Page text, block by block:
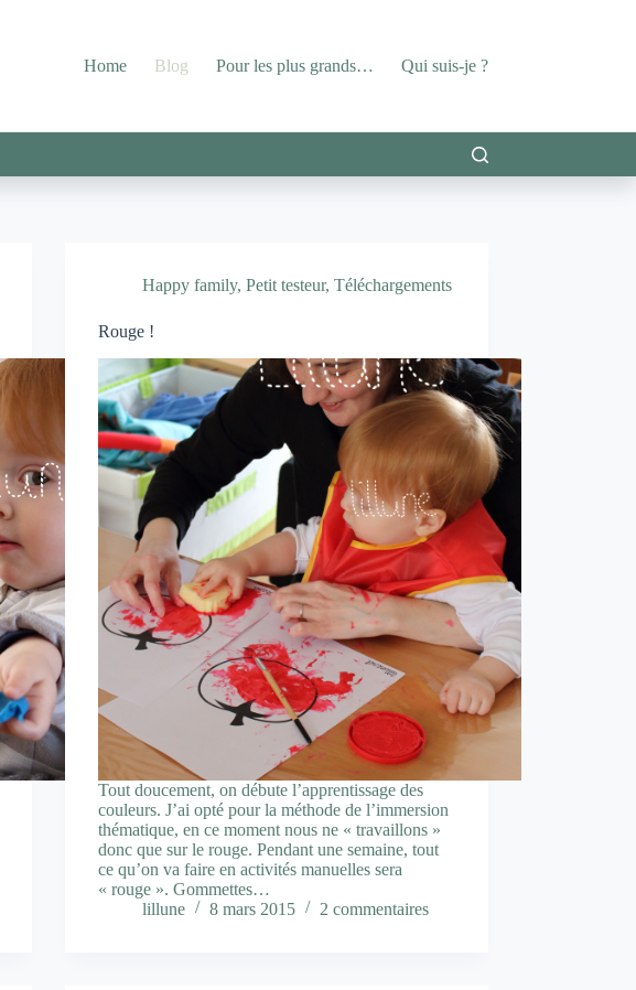
Home Blog Pour les plus grands… Qui suis-je ?
Happy family,Petit testeur,Téléchargements
Rouge !
Tout doucement, on débute l’apprentissage des
couleurs. J’ai opté pour la méthode de l’immersion
thématique, en ce moment nous ne « travaillons »
donc que sur le rouge. Pendant une semaine, tout
ce qu’on va faire en activités manuelles sera
« rouge ». Gommettes…
lillune
8 mars 2015 2 commentaires